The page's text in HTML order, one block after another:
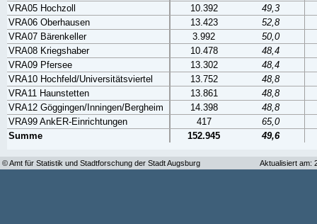
VRA05 Hochzoll
10.392
49,3
VRA06 Oberhausen
13.423
52,8
VRA07 Bärenkeller
3.992
50,0
VRA08 Kriegshaber
10.478
48,4
VRA09 Pfersee
13.302
48,4
VRA10 Hochfeld/Universitätsviertel
13.752
48,8
VRA11 Haunstetten
13.861
48,8
VRA12 Göggingen/Inningen/Bergheim
14.398
48,8
VRA99 AnkER-Einrichtungen
417
65,0
Summe
152.945 49,6
© Amt für Statistik und Stadtforschung der Stadt Augsburg Aktualisiert am: